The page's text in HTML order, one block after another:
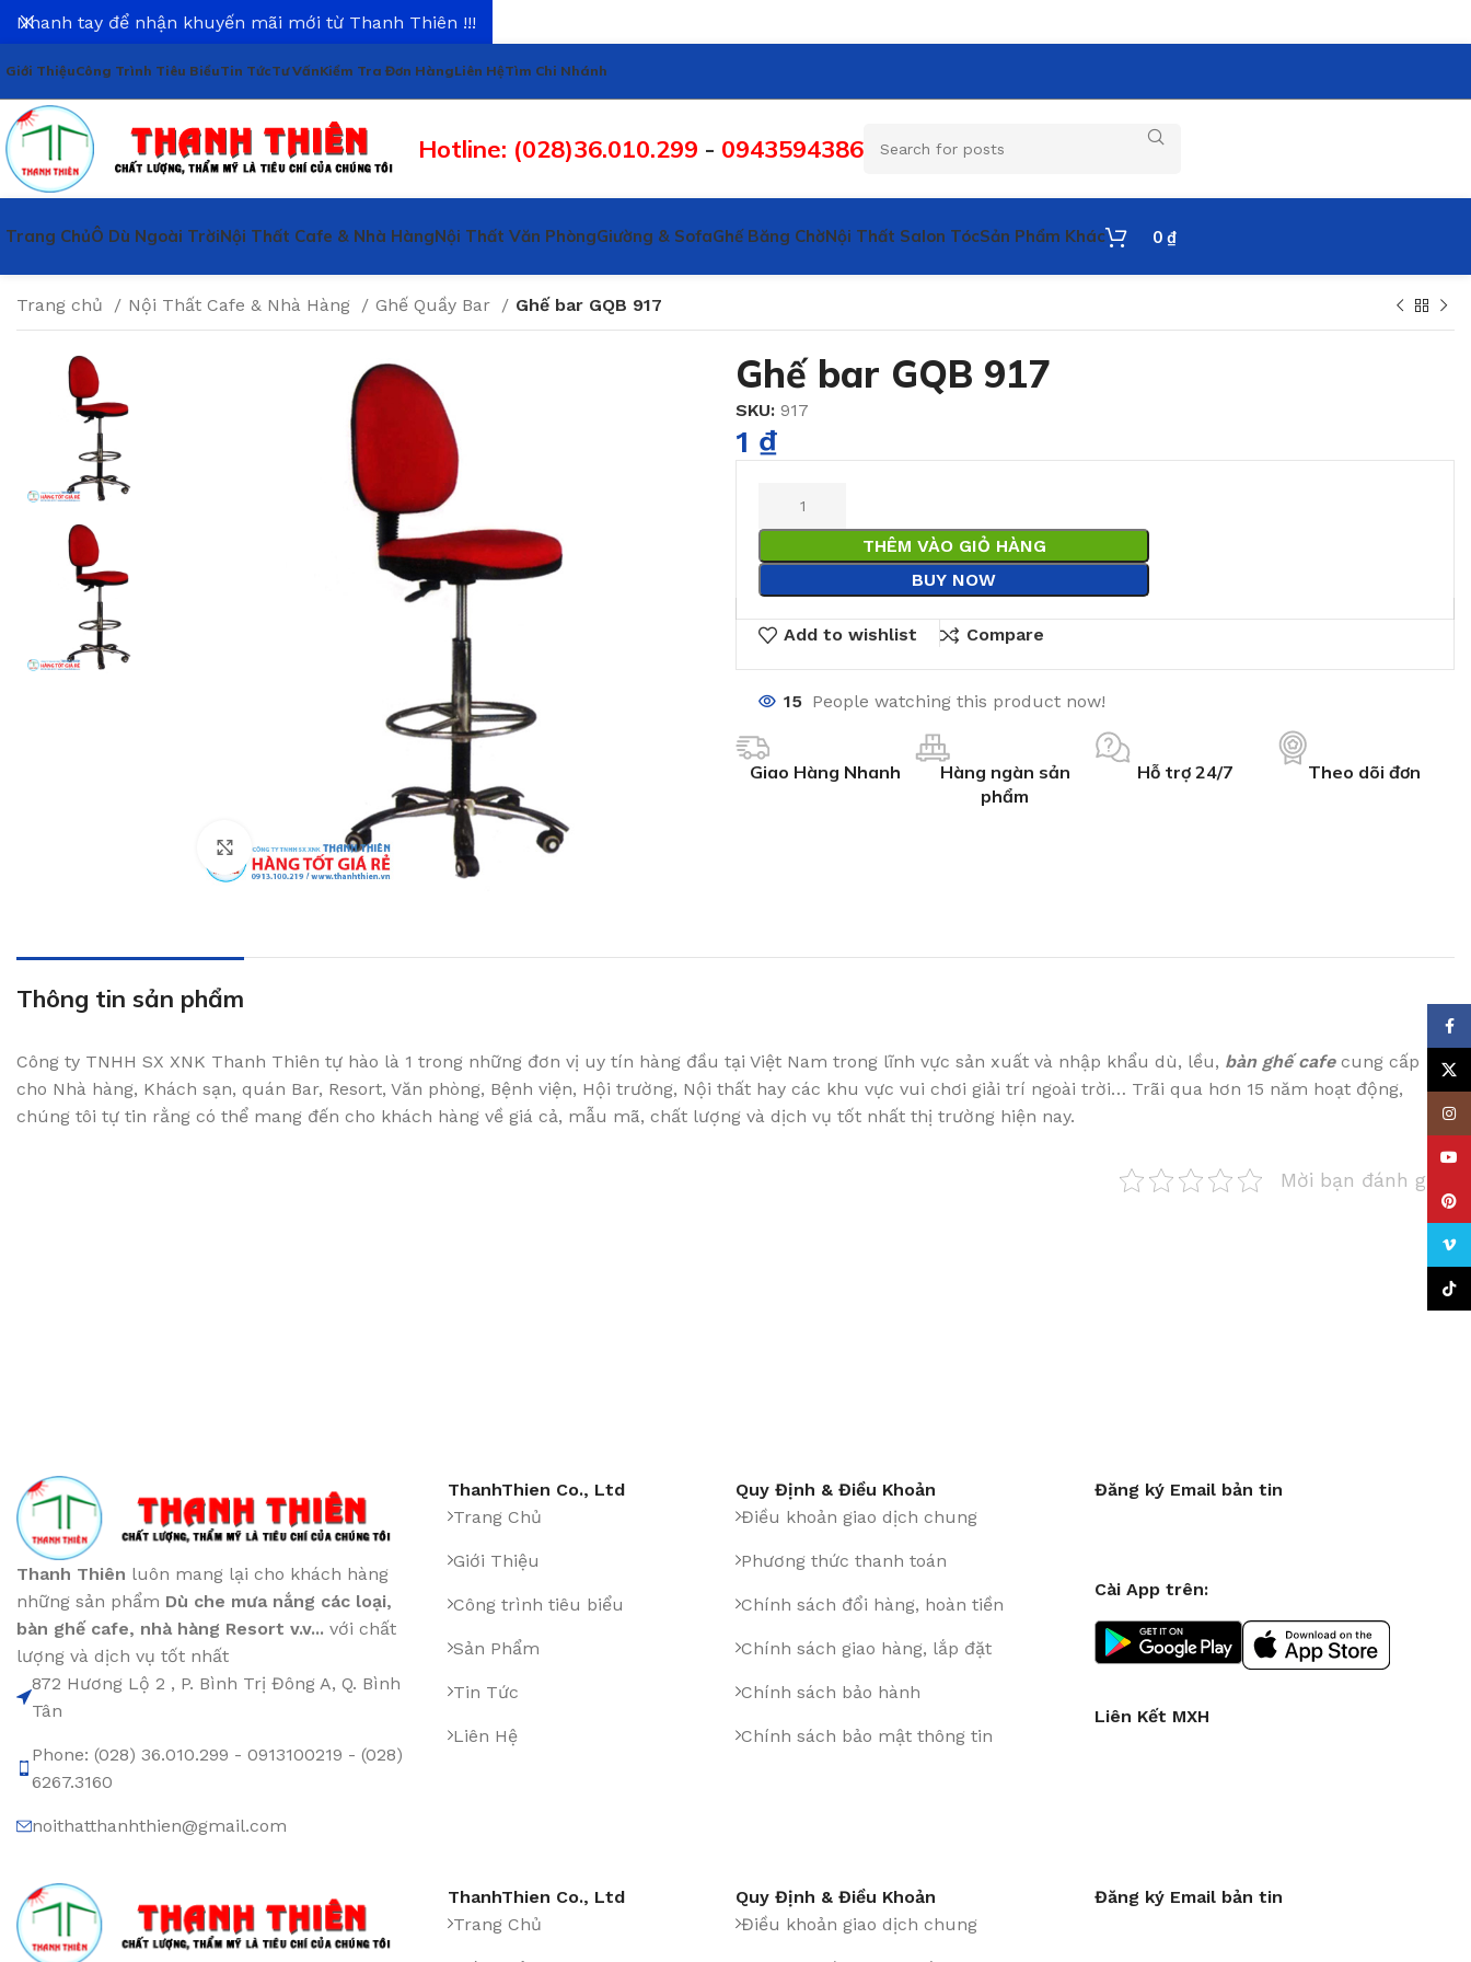
Giới ThiệuCông Trình Tiêu BiểuTin TứcTư VấnKiểm Tra Đơn HàngLiên HệTìm Chi Nhánh
Hotline: (028)36.010.299 - 0943594386
Trang ChủÔ Dù Ngoài TrờiNội Thất Cafe & Nhà HàngNội Thất Văn PhòngGiường & SofaGhế Băng ChờNội Thất Salon TócSản Phẩm Khác 0 ₫
Trang chủ Nội Thất Cafe & Nhà Hàng Ghế Quầy Bar Ghế bar GQB 917
Click to enlarge
Ghế bar GQB 917
SKU: 917
1 ₫
THÊM VÀO GIỎ HÀNG
BUY NOW
Add to wishlist Compare
15 People watching this product now!
Giao Hàng Nhanh
Hàng ngàn sản
phẩm
Hỗ trợ 24/7 Theo dõi đơn
Thông tin sản phẩm
Công ty TNHH SX XNK Thanh Thiên tự hào là 1 trong những đơn vị uy tín hàng đầu tại Việt Nam trong lĩnh vực sản xuất và nhập khẩu dù, lều, bàn ghế cafecung cấp
cho Nhà hàng, Khách sạn, quán Bar, Resort, Văn phòng, Bệnh viện, Hội trường, Nội thất hay các khu vực vui chơi giải trí ngoài trời… Trãi qua hơn 15 năm hoạt động,
chúng tôi tự tin rằng có thể mang đến cho khách hàng về giá cả, mẫu mã, chất lượng và dịch vụ tốt nhất thị trường hiện nay.
Mời bạn đánh giá
Thanh Thiên luôn mang lại cho khách hàng
những sản phẩm Dù che mưa nắng các loại,
bàn ghế cafe, nhà hàng Resort v.v... với chất
lượng và dịch vụ tốt nhất
872 Hương Lộ 2 , P. Bình Trị Đông A, Q. Bình
Tân
Phone: (028) 36.010.299 - 0913100219 - (028)
6267.3160
noithatthanhthien@gmail.com
ThanhThien Co., Ltd
Trang Chủ
Giới Thiệu
Công trình tiêu biểu
Sản Phẩm
Tin Tức
Liên Hệ
Quy Định & Điều Khoản
Điều khoản giao dịch chung
Phương thức thanh toán
Chính sách đổi hàng, hoàn tiền
Chính sách giao hàng, lắp đặt
Chính sách bảo hành
Chính sách bảo mật thông tin
Đăng ký Email bản tin
Cài App trên:
Liên Kết MXH
ThanhThien Co., Ltd
Trang Chủ
Quy Định & Điều Khoản
Điều khoản giao dịch chung
Đăng ký Email bản tin
Nhanh tay để nhận khuyến mãi mới từ Thanh Thiên !!!